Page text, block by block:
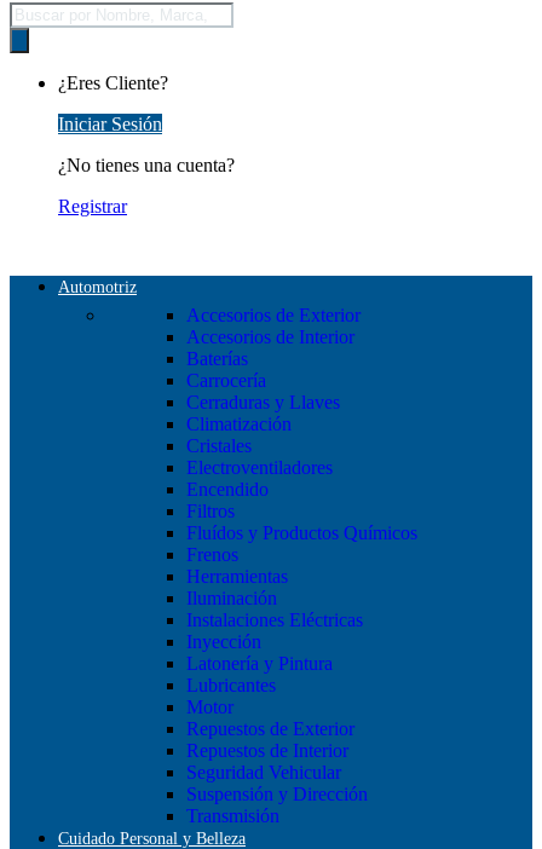
Búsqueda
de
productos
¿Eres Cliente?
Iniciar Sesión
¿No tienes una cuenta?
Registrar
Automotriz
Accesorios de Exterior
Accesorios de Interior
Baterías
Carrocería
Cerraduras y Llaves
Climatización
Cristales
Electroventiladores
Encendido
Filtros
Fluídos y Productos Químicos
Frenos
Herramientas
Iluminación
Instalaciones Eléctricas
Inyección
Latonería y Pintura
Lubricantes
Motor
Repuestos de Exterior
Repuestos de Interior
Seguridad Vehicular
Suspensión y Dirección
Transmisión
Cuidado Personal y Belleza